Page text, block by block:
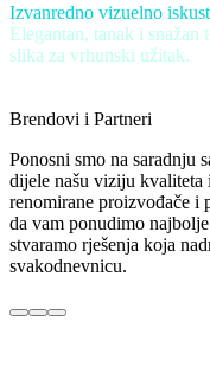
Izvanredno vizuelno
Elegantan, tanak i snažan
slika za vrhunski užitak.
Brendovi i Partneri
Ponosni smo na saradnju
dijele našu viziju kvaliteta
renomirane proizvođače i
da vam ponudimo
stvaramo rješenja koja
svakodnevnicu.